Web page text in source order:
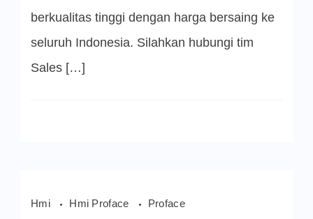
berkualitas tinggi dengan harga bersaing ke
seluruh Indonesia. Silahkan hubungi tim
Sales […]
Hmi Hmi Proface Proface